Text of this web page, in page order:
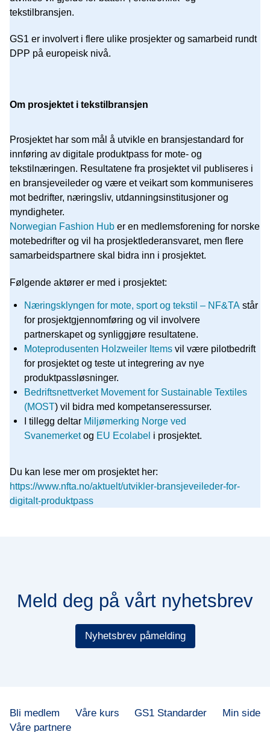
tekstilbransjen.
GS1 er involvert i flere ulike prosjekter og samarbeid rundt
DPP på europeisk nivå.
Om prosjektet i tekstilbransjen
Prosjektet har som mål å utvikle en bransjestandard for
innføring av digitale produktpass for mote- og
tekstilnæringen. Resultatene fra prosjektet vil publiseres i
en bransjeveileder og være et veikart som kommuniseres
mot bedrifter, næringsliv, utdanningsinstitusjoner og
myndigheter.
Norwegian Fashion Hub er en medlemsforening for norske
motebedrifter og vil ha prosjektlederansvaret, men flere
samarbeidspartnere skal bidra inn i prosjektet.
Følgende aktører er med i prosjektet:
Næringsklyngen for mote, sport og tekstil – NF&TA står
for prosjektgjennomføring og vil involvere
partnerskapet og synliggjøre resultatene.
Moteprodusenten Holzweiler Items vil være pilotbedrift
for prosjektet og teste ut integrering av nye
produktpassløsninger.
Bedriftsnettverket Movement for Sustainable Textiles
(MOST) vil bidra med kompetanseressurser.
I tillegg deltar Miljømerking Norge ved
Svanemerketog EU Ecolabel i prosjektet.
Du kan lese mer om prosjektet her:
https://www.nfta.no/aktuelt/utvikler-bransjeveileder-for-
digitalt-produktpass
Meld deg på vårt nyhetsbrev
Nyhetsbrev påmelding
Bli medlem Våre kurs GS1 Standarder
Min side
Våre partnere